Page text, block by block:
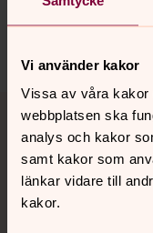
Vi använder kakor
Vissa av våra kakor
webbplatsen ska
analys och kakor
samt kakor som
länkar vidare till
kakor.
Dela
Tillbaka till toppen
Tillbaka till
Kontakt